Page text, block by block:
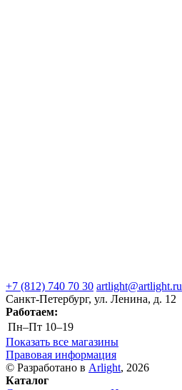
+7 (812) 740 70 30 artlight@artlight.ru
Санкт-Петербург, ул. Ленина, д. 12
Работаем:
Пн–Пт 10–19
Показать все магазины
Правовая информация
© Разработано в Arlight, 2026
Каталог